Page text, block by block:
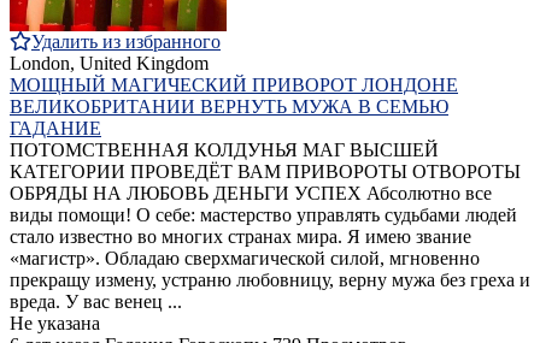
Удалить из избранного
London, United Kingdom
МОЩНЫЙ МАГИЧЕСКИЙ ПРИВОРОТ ЛОНДОНЕ
ВЕЛИКОБРИТАНИИ ВЕРНУТЬ МУЖА В СЕМЬЮ
ГАДАНИЕ
ПОТОМСТВЕННАЯ КОЛДУНЬЯ МАГ ВЫСШЕЙ
КАТЕГОРИИ ПРОВЕДЁТ ВАМ ПРИВОРОТЫ ОТВОРОТЫ
ОБРЯДЫ НА ЛЮБОВЬ ДЕНЬГИ УСПЕХ Абсолютно все
виды помощи! О себе: мастерство управлять судьбами людей
стало известно во многих странах мира. Я имею звание
«магистр». Обладаю сверхмагической силой, мгновенно
прекращу измену, устраню любовницу, верну мужа без греха и
вреда. У вас венец ...
Не указана